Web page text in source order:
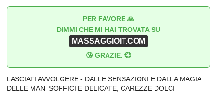
PER FAVORE 🙏
DIMMI CHE MI HAI TROVATA SU
MASSAGGIOIT.COM
😘 GRAZIE. 💞
LASCIATI AVVOLGERE - DALLE SENSAZIONI E DALLA MAGIA
DELLE MANI SOFFICI E DELICATE, CAREZZE DOLCI